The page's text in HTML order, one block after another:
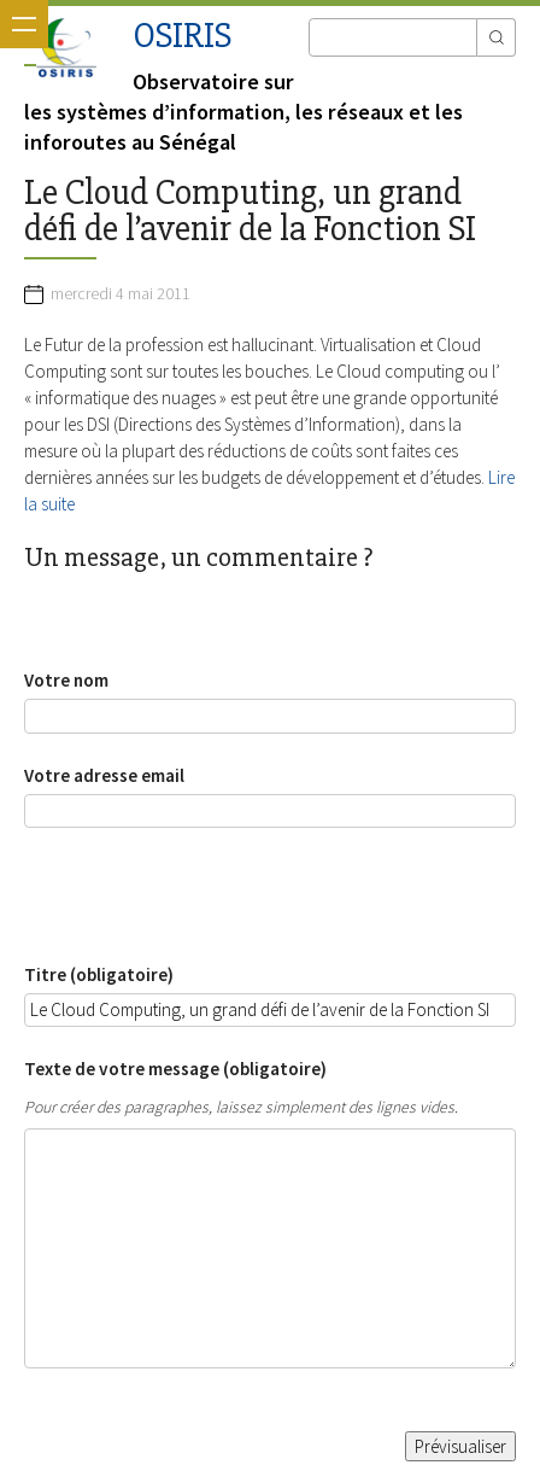
OSIRIS
Observatoire sur
les systèmes d’information, les réseaux et les
inforoutes au Sénégal
Le Cloud Computing, un grand
défi de l’avenir de la Fonction SI
mercredi 4 mai 2011
Le Futur de la profession est hallucinant. Virtualisation et Cloud
Computing sont sur toutes les bouches. Le Cloud computing ou l’
« informatique des nuages » est peut être une grande opportunité
pour les DSI (Directions des Systèmes d’Information), dans la
mesure où la plupart des réductions de coûts sont faites ces
dernières années sur les budgets de développement et d’études. Lire
la suite
Un message, un commentaire ?
Votre nom
Votre adresse email
Titre (obligatoire)
Texte de votre message (obligatoire)
Pour créer des paragraphes, laissez simplement des lignes vides.